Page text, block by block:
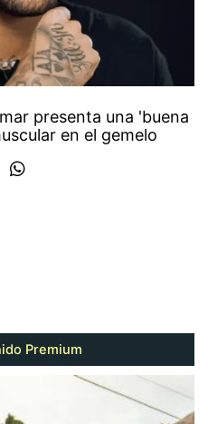
presenta una 'buena
en el gemelo
Premium